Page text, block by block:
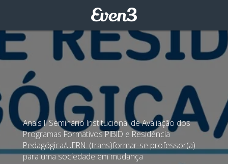
Anais II Seminário Institucional de Avaliação dos
Programas Formativos PIBID e Residência
Pedagógica/UERN: (trans)formar-se professor(a)
para uma sociedade em mudança